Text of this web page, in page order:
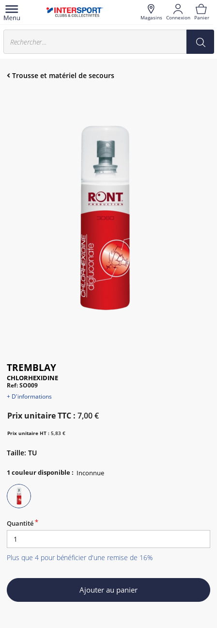
Magasins Connexion Panier
Trousse et matériel de secours
TREMBLAY
CHLORHEXIDINE
Ref: SO009
+ D'informations
Prix unitaire TTC : 7,00 €
Prix unitaire HT : 5,83 €
Taille: TU
1 couleur disponible:
Quantité
Plus que 4 pour bénéficier d'une remise de 16%
Ajouter au panier